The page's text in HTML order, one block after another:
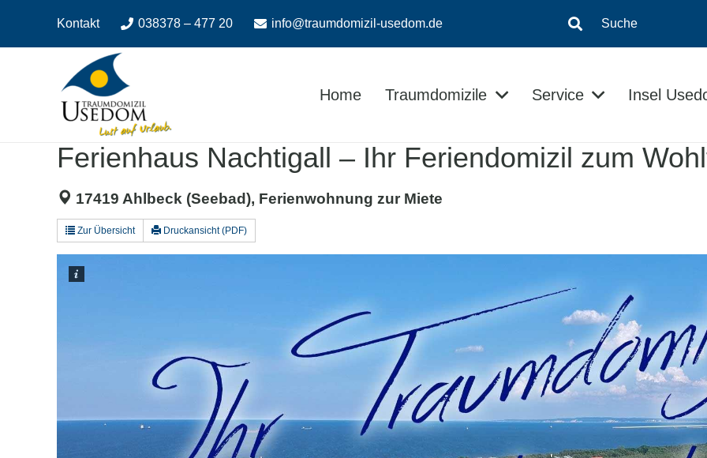
Navigation
Kontakt 038378 – 477 20 info@traumdomizil-usedom.de Suche
Home Traumdomizile Service Insel
Ferienhaus Nachtigall – Ihr Feriendomizil zum
17419 Ahlbeck (Seebad), Ferienwohnung zur Miete
Zur Übersicht Druckansicht (PDF)